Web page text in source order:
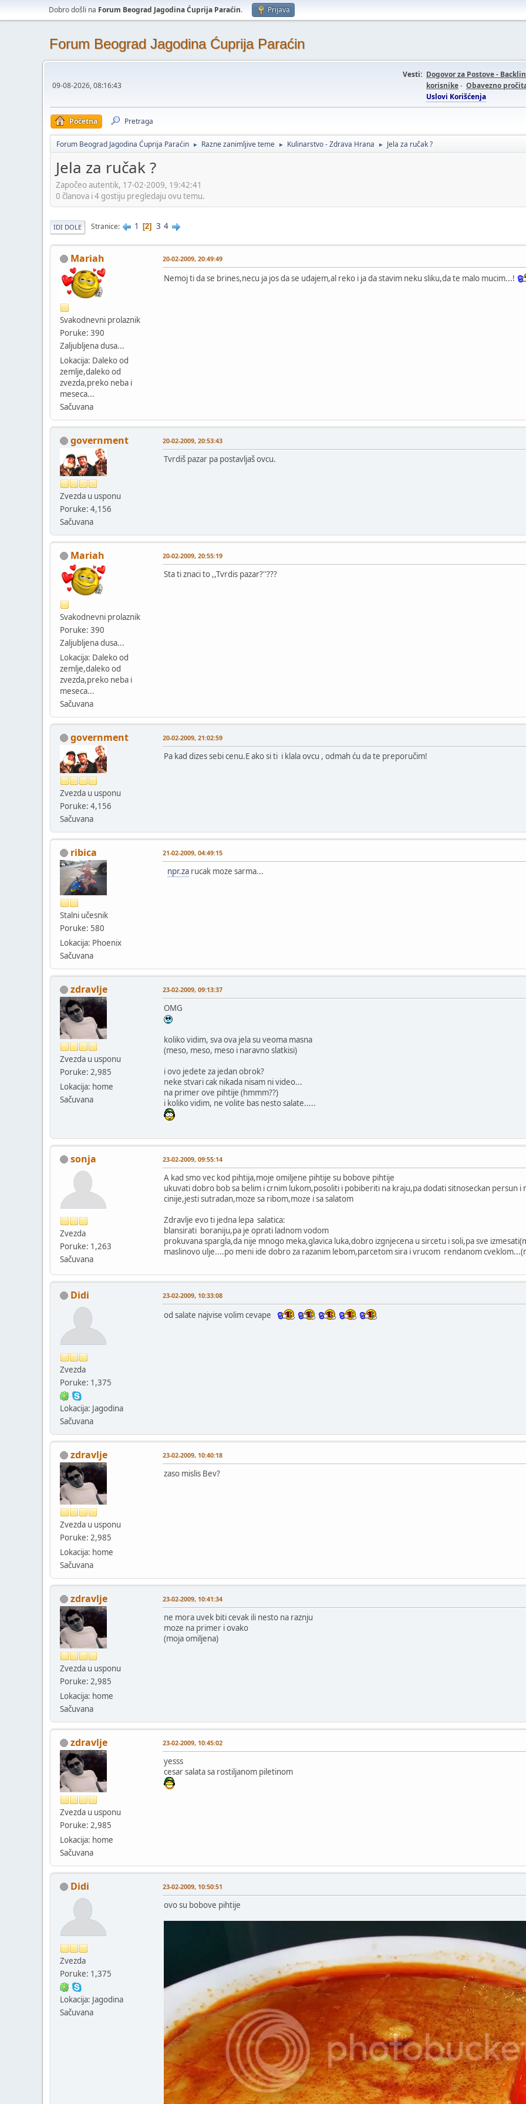
Dobro došli na Forum Beograd Jagodina Ćuprija Paraćin. Prijava
Forum Beograd Jagodina Ćuprija Paraćin
09-08-2026, 08:16:43
Vesti: Dogovor za Postove -
korisnike- Obavezno
Uslovi Korišćenja
Početna Pretraga
Forum Beograd Jagodina Ćuprija Paraćin ► Razne zanimljive teme ► Kulinarstvo - Zdrava Hrana ► Jela za ručak ?
Jela za ručak ?
Započeo autentik, 17-02-2009, 19:42:41
0 članova i 4 gostiju pregledaju ovu temu.
IDI DOLE Stranice 1 2 3 4
Mariah
Svakodnevni prolaznik
Poruke: 390
Zaljubljena dusa...
Lokacija: Daleko od
zemlje,daleko od
zvezda,preko neba i
meseca...
Sačuvana
20-02-2009, 20:49:49
Nemoj ti da se brines,necu ja jos da se udajem,al reko i ja da stavim neku sliku,da te malo mucim...!
government
Zvezda u usponu
Poruke: 4,156
Sačuvana
20-02-2009, 20:53:43
Tvrdiš pazar pa postavljaš ovcu.
Mariah
Svakodnevni prolaznik
Poruke: 390
Zaljubljena dusa...
Lokacija: Daleko od
zemlje,daleko od
zvezda,preko neba i
meseca...
Sačuvana
20-02-2009, 20:55:19
Sta ti znaci to ,,Tvrdis pazar?''???
government
Zvezda u usponu
Poruke: 4,156
Sačuvana
20-02-2009, 21:02:59
Pa kad dizes sebi cenu.E ako si ti i klala ovcu , odmah ću da te preporučim!
ribica
Stalni učesnik
Poruke: 580
Lokacija: Phoenix
Sačuvana
21-02-2009, 04:49:15
npr.za rucak moze sarma...
zdravlje
Zvezda u usponu
Poruke: 2,985
Lokacija: home
Sačuvana
23-02-2009, 09:13:37
OMG
koliko vidim, sva ova jela su veoma masna
(meso, meso, meso i naravno slatkisi)
i ovo jedete za jedan obrok?
neke stvari cak nikada nisam ni video...
na primer ove pihtije (hmmm??)
i koliko vidim, ne volite bas nesto salate.....
sonja
Zvezda
Poruke: 1,263
Sačuvana
23-02-2009, 09:55:14
A kad smo vec kod pihtija,moje omiljene pihtije su bobove pihtije
ukuvati dobro bob sa belim i crnim lukom,posoliti i pobiberiti na kraju,pa dodati sitnoseckan persun
cinije,jesti sutradan,moze sa ribom,moze i sa salatom
Zdravlje evo ti jedna lepa salatica:
blansirati boraniju,pa je oprati ladnom vodom
prokuvana spargla,da nije mnogo meka,glavica luka,dobro izgnjecena u sircetu i soli,pa sve
maslinovo ulje....po meni ide dobro za razanim lebom,parcetom sira i vrucom rendanom
Didi
Zvezda
Poruke: 1,375
Lokacija: Jagodina
Sačuvana
23-02-2009, 10:33:08
od salate najvise volim cevape
zdravlje
Zvezda u usponu
Poruke: 2,985
Lokacija: home
Sačuvana
23-02-2009, 10:40:18
zaso mislis Bev?
zdravlje
Zvezda u usponu
Poruke: 2,985
Lokacija: home
Sačuvana
23-02-2009, 10:41:34
ne mora uvek biti cevak ili nesto na raznju
moze na primer i ovako
(moja omiljena)
zdravlje
Zvezda u usponu
Poruke: 2,985
Lokacija: home
Sačuvana
23-02-2009, 10:45:02
yesss
cesar salata sa rostiljanom piletinom
Didi
Zvezda
Poruke: 1,375
Lokacija: Jagodina
Sačuvana
23-02-2009, 10:50:51
ovo su bobove pihtije